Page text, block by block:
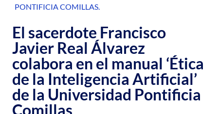
PONTIFICIA COMILLAS.
El sacerdote Francisco
Javier Real Álvarez
colabora en el manual ‘Ética
de la Inteligencia Artificial’
de la Universidad Pontificia
Comillas